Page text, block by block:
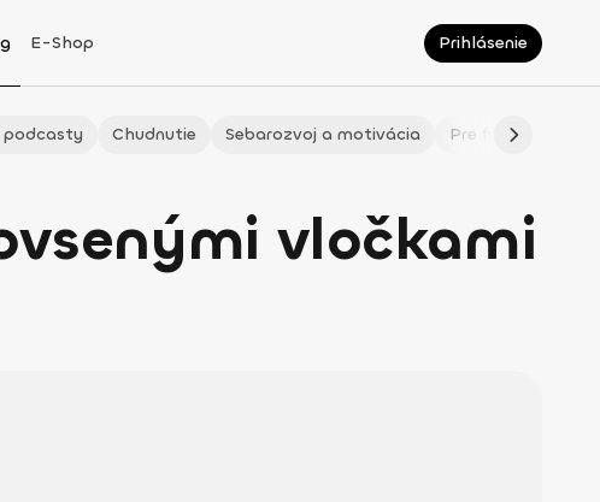
E-Shop Prihlásenie
Chudnutie Sebarozvoj a motivácia Pre fitmaminky
vločkami